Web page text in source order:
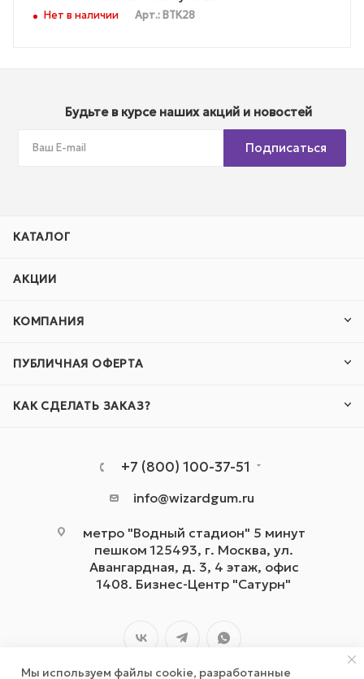
Нет в наличии Арт.: ВТК28
Будьте в курсе наших акций и новостей
Подписаться
КАТАЛОГ
АКЦИИ
КОМПАНИЯ
ПУБЛИЧНАЯ ОФЕРТА
КАК СДЕЛАТЬ ЗАКАЗ?
+7 (800) 100-37-51
info@wizardgum.ru
метро "Водный стадион" 5 минут
пешком 125493, г. Москва, ул.
Авангардная, д. 3, 4 этаж, офис
1408. Бизнес-Центр "Сатурн"
Мы используем файлы cookie, разработанные